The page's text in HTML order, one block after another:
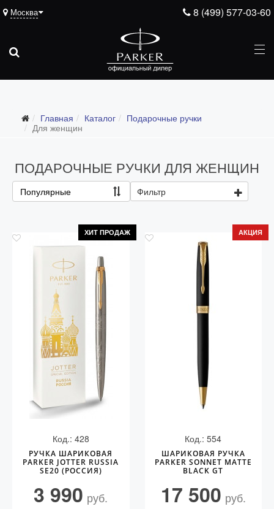
8 (499) 577-03-60
Москва
Главная Каталог
Подарочные ручки
Для женщин
ПОДАРОЧНЫЕ РУЧКИ ДЛЯ ЖЕНЩИН
Популярные Фильтр
ХИТ ПРОДАЖ
Код.: 428
РУЧКА ШАРИКОВАЯ
PARKER JOTTER RUSSIA
SE20 (РОССИЯ)
3 990 руб.
АКЦИЯ
Код.: 554
ШАРИКОВАЯ РУЧКА
PARKER SONNET MATTE
BLACK GT
17 500 руб.
Все подарочные ручки
Для женщин
Для школьников и студентов
Ручки для гравировки
С золотым пером
Распродажа
Аксессуары
Запчасти
Упаковка
Подарочные сертификаты